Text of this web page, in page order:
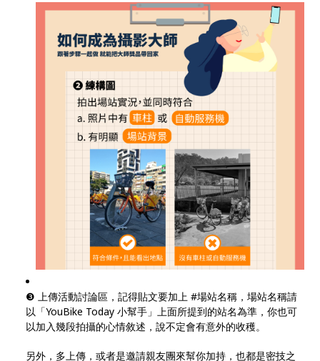
❸ 上傳活動討論區，記得貼文要加上 #場站名稱，場站名稱請
以「YouBike Today 小幫手」上面所提到的站名為準，你也可
以加入幾段拍攝的心情敘述，說不定會有意外的收穫。
另外，多上傳，或者是邀請親友團來幫你加持，也都是密技之